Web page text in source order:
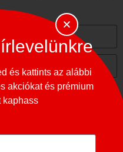
és kattints az alábbi
akciókat és prémium
kaphass